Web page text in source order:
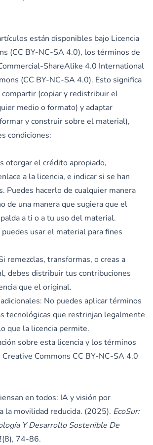
están disponibles bajo Licencia
(CC BY-NC-SA 4.0), los términos de
ShareAlike 4.0 International
(CC BY-NC-SA 4.0). Esto significa
(copiar y redistribuir el
medio o formato) y adaptar
y construir sobre el material),
condiciones:
otorgar el crédito apropiado,
a la licencia, e indicar si se han
Puedes hacerlo de cualquier manera
de una manera que sugiera que el
a ti o a tu uso del material.
usar el material para fines
remezclas, transformas, o creas a
debes distribuir tus contribuciones
que el original.
No puedes aplicar términos
tecnológicas que restrinjan legalmente
que la licencia permite.
sobre esta licencia y los términos
Creative Commons CC BY-NC-SA 4.0
en todos: IA y visión por
la movilidad reducida. (2025). EcoSur:
Y Desarrollo Sostenible De
(8), 74-86.